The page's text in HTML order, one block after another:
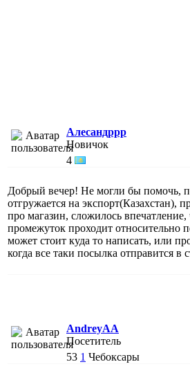
Алесандррр
Новичок
4
Добрый вечер! Не могли бы помочь,
отгружается на экспорт(Казахстан),
про магазин, сложилось впечатление,
промежуток проходит относительно
может стоит куда то написать, или
когда все таки посылка отправится в
AndreyAA
Посетитель
53 1 Чебоксары